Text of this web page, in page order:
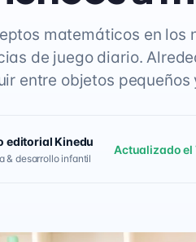
matemáticos en los
de juego diario.
entre objetos pequeños
editorial Kinedu
& desarrollo infantil
Actualizado el